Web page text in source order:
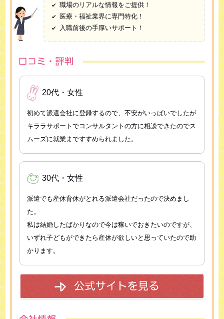
職場のリアルな情報をご提供！
医療・福祉業界に専門特化！
入職前後の手厚いサポート！
20代・女性
初めて派遣会社に登録するので、不安がいっぱいでしたが
キララサポートでコンサルタントの方に相談できたのでス
ムーズに就業まですすめられました。
30代・女性
派遣でも産休育休がとれる派遣会社だったので決めまし
た。
私は結婚したばかりなので今は稼いでおきたいのですが、
いずれ子どもができたら産休が欲しいと思っていたので助
かります。